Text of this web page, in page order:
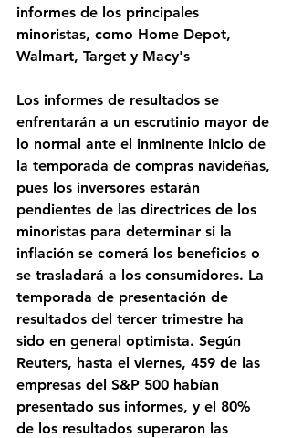
informes de los principales
minoristas, como Home Depot,
Walmart, Target y Macy's
Los informes de resultados se
enfrentarán a un escrutinio mayor de
lo normal ante el inminente inicio de
la temporada de compras navideñas,
pues los inversores estarán
pendientes de las directrices de los
minoristas para determinar si la
inflación se comerá los beneficios o
se trasladará a los consumidores. La
temporada de presentación de
resultados del tercer trimestre ha
sido en general optimista. Según
Reuters, hasta el viernes, 459 de las
empresas del S&P 500 habían
presentado sus informes, y el 80%
de los resultados superaron las